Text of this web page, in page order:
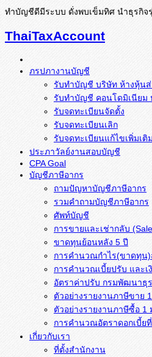
ทำบัญชีดีมีระบบ ดั่งพบเข็มทิศ นำธุรกิจรุ่
ThaiTaxAccount
ภรปภางานบัญชี
รับทำบัญชี บริษัท ห้างหุ้น
รับทำบัญชี คอนโดมิเนียม
รับจดทะเบียนจัดตั้ง
รับจดทะเบียนเลิก
รับจดทะเบียนแก้ไขเพิ่มเติม
ประภาวัลย์งานสอบบัญชี
CPA Goal
บัญชีภาษีอากร
ถามปัญหาบัญชีภาษีอากร
รวมคำถามบัญชีภาษีอากร
ศัพท์บัญชี
การขายและเช่ากลับ
ขาดทุนย้อนหลัง 5 ปี
การคำนวณกำไร(ขาดทุน
การคำนวณเบี้ยปรับ และเ
อัตราค่าปรับ กรมพัฒนาธุ
ตัวอย่างรายงานภาษีขาย
การคำนวณอัตราดอกเบี้ย
เกี่ยวกับเรา
ที่ตั้งสำนักงาน